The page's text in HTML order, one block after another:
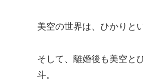
美空の世界は、ひかりと
そして、離婚後も美空と
斗。